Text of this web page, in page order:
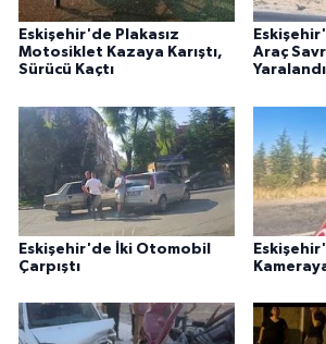
Eskişehir'de Plakasız
Motosiklet Kazaya Karıştı,
Sürücü Kaçtı
Araç
Yaralandı
Eskişehir'de İki Otomobil
Çarpıştı